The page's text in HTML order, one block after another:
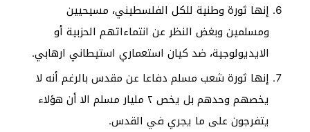
إنها ثورة وطنية للكل الفلسطيني، مسيحيين
ومسلمين وبغض النظر عن انتماءاتهم الحزبية أو
الايديولوجية، ضد كيان استعماري استيطاني ارهابي.
إنها ثورة شعب مسلم دفاعا عن مقدس بالرغم أنه لا
يخصهم وحدهم بل يخص ٢ مليار مسلم الا أن هؤلاء
يتفرجون على ما يجري في القدس.